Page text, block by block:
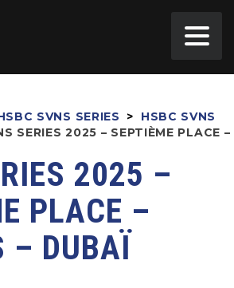
SVNS SERIES >
HSBC SVNS
SERIES 2025 – SEPTIÈME PLACE –
2025 –
PLACE –
– DUBAÏ